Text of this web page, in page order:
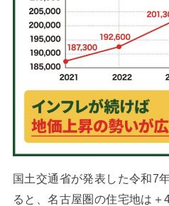
国土交通省が発表した令和7
ると、名古屋圏の住宅地は